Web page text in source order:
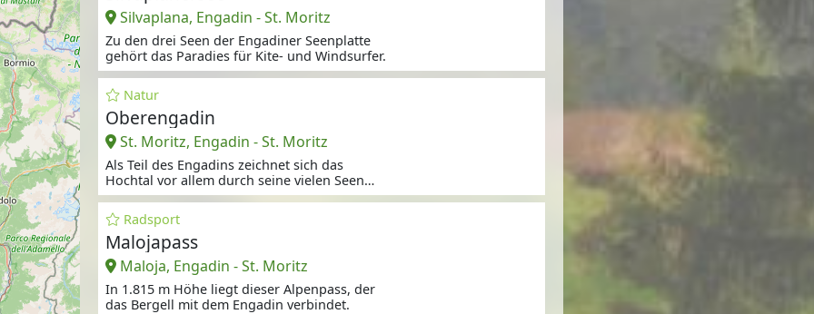
Silvaplana, Engadin - St. Moritz
Zu den drei Seen der Engadiner Seenplatte
gehört das Paradies für Kite- und Windsurfer.
Natur
Oberengadin
St. Moritz, Engadin - St. Moritz
Als Teil des Engadins zeichnet sich das
Hochtal vor allem durch seine vielen Seen
und die schöne
Radsport
Malojapass
Maloja, Engadin - St. Moritz
In 1.815 m Höhe liegt dieser Alpenpass, der
das Bergell mit dem Engadin verbindet.